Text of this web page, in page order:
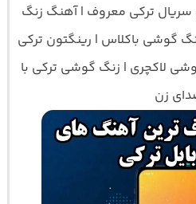
| رینگتون سریال ترکی معروف | آهنگ زنگ
گوشی باکلاس | رینگتون ترکی
لاکچری | زنگ گوشی ترکی با
زن